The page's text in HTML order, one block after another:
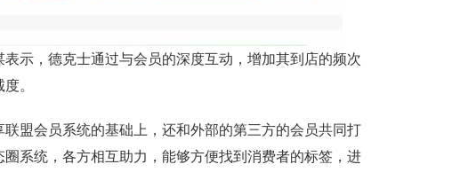
示，德克士通过与会员的深度互动，增加其到店的频次
。
盟会员系统的基础上，还和外部的第三方的会员共同打
系统，各方相互助力，能够方便找到消费者的标签，进